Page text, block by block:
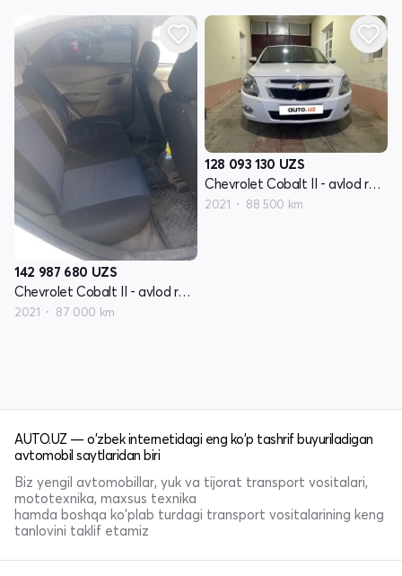
142 987 680 UZS
Chevrolet Cobalt II - avlod restyling
2021 87 000 km
128 093 130 UZS
Chevrolet Cobalt II - avlod restyling
2021 88 500 km
AUTO.UZ — o'zbek internetidagi eng ko'p tashrif buyuriladigan
avtomobil saytlaridan biri
Biz yengil avtomobillar, yuk va tijorat transport vositalari,
mototexnika, maxsus texnika
hamda boshqa ko'plab turdagi transport vositalarining keng
tanlovini taklif etamiz